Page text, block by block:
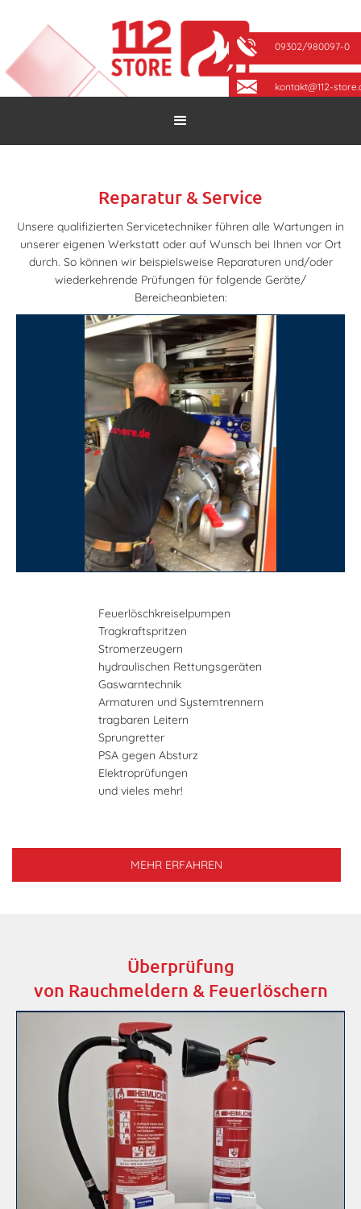
09302/980097-0
kontakt@112-
Reparatur & Service
Unsere qualifizierten Servicetechniker führen alle Wartungen in
unserer eigenen Werkstatt oder auf Wunsch bei Ihnen vor Ort
durch. So können wir beispielsweise Reparaturen und/oder
wiederkehrende Prüfungen für folgende Geräte/
Bereicheanbieten:
Feuerlöschkreiselpumpen
Tragkraftspritzen
Stromerzeugern
hydraulischen Rettungsgeräten
Gaswarntechnik
Armaturen und Systemtrennern
tragbaren Leitern
Sprungretter
PSA gegen Absturz
Elektroprüfungen
und vieles mehr!
MEHR ERFAHREN
Überprüfung
von Rauchmeldern & Feuerlöschern